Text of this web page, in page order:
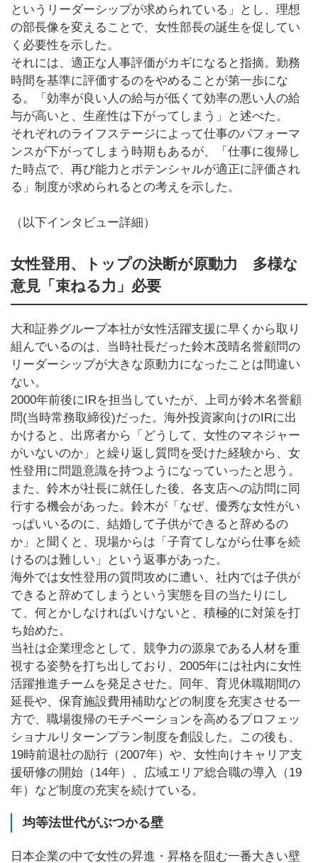
というリーダーシップが求められている」とし、理想
の部長像を変えることで、女性部長の誕生を促してい
く必要性を示した。
それには、適正な人事評価がカギになると指摘。勤務
時間を基準に評価するのをやめることが第一歩にな
る。「効率が良い人の給与が低くて効率の悪い人の給
与が高いと、生産性は下がってしまう」と述べた。
それぞれのライフステージによって仕事のパフォーマ
ンスが下がってしまう時期もあるが、「仕事に復帰し
た時点で、再び能力とポテンシャルが適正に評価され
る」制度が求められるとの考えを示した。
（以下インタビュー詳細）
女性登用、トップの決断が原動力 多様な
意見「束ねる力」必要
大和証券グループ本社が女性活躍支援に早くから取り
組んでいるのは、当時社長だった鈴木茂晴名誉顧問の
リーダーシップが大きな原動力になったことは間違い
ない。
2000年前後にIRを担当していたが、上司が鈴木名誉顧
問(当時常務取締役)だった。海外投資家向けのIRに出
かけると、出席者から「どうして、女性のマネジャー
がいないのか」と繰り返し質問を受けた経験から、女
性登用に問題意識を持つようになっていったと思う。
また、鈴木が社長に就任した後、各支店への訪問に同
行する機会があった。鈴木が「なぜ、優秀な女性がい
っぱいいるのに、結婚して子供ができると辞めるの
か」と聞くと、現場からは「子育てしながら仕事を続
けるのは難しい」という返事があった。
海外では女性登用の質問攻めに遭い、社内では子供が
できると辞めてしまうという実態を目の当たりにし
て、何とかしなければいけないと、積極的に対策を打
ち始めた。
当社は企業理念として、競争力の源泉である人材を重
視する姿勢を打ち出しており、2005年には社内に女性
活躍推進チームを発足させた。同年、育児休職期間の
延長や、保育施設費用補助などの制度を充実させる一
方で、職場復帰のモチベーションを高めるプロフェッ
ショナルリターンプラン制度を創設した。この後も、
19時前退社の励行（2007年）や、女性向けキャリア支
援研修の開始（14年）、広域エリア総合職の導入（19
年）など制度の充実を続けている。
均等法世代がぶつかる壁
日本企業の中で女性の昇進・昇格を阻む一番大きい壁